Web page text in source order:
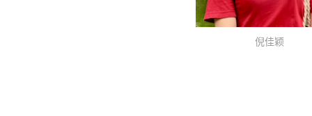
​倪佳颖